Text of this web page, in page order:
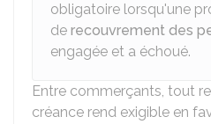
obligatoire lorsqu'une
de recouvrement des
engagée et a échoué.
Entre commerçants, tout
créance rend exigible en